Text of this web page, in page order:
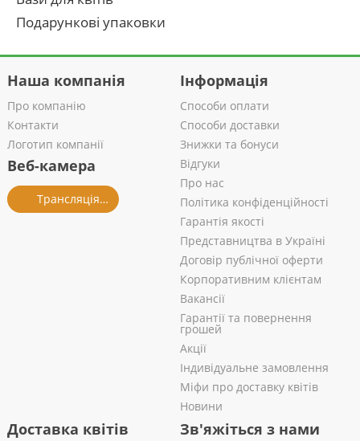
Подарункові упаковки
Наша компанія
Про компанію
Контакти
Логотип компанії
Веб-камера
Трансляція із салону
Інформація
Способи оплати
Способи доставки
Знижки та бонуси
Відгуки
Про нас
Політика конфіденційності
Гарантія якості
Представництва в Україні
Договір публічної оферти
Корпоративним клієнтам
Вакансії
Гарантії та повернення
грошей
Акції
Індивідуальне замовлення
Міфи про доставку квітів
Новини
Доставка квітів Зв'яжіться з нами